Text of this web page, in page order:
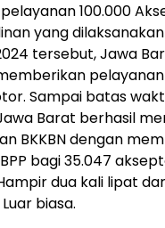
100.000
yang dilaksanakan
tersebut, Jawa
Sampai batas
Barat berhasil
BKKBN dengan
bagi 35.047
dua kali lipat
biasa.